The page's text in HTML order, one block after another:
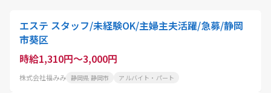
エステ スタッフ/未経験OK/主婦主夫活躍/急募/静岡
市葵区
時給1,310円～3,000円
株式会社福みみ 静岡県 静岡市 アルバイト・パート